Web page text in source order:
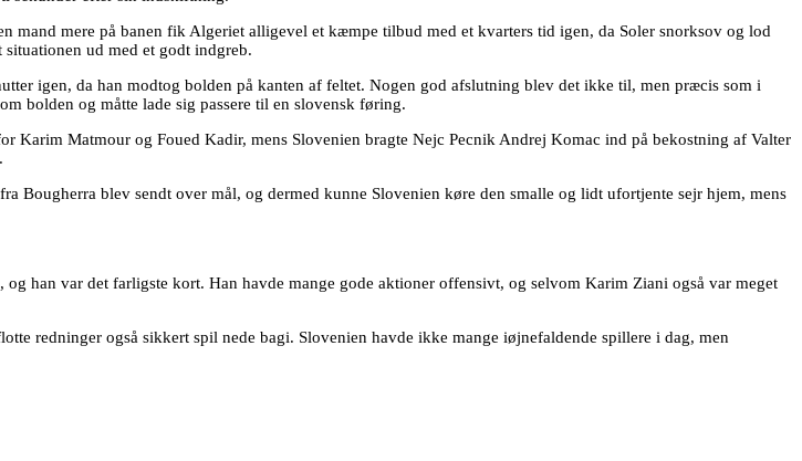
mand mere på banen fik Algeriet alligevel et kæmpe tilbud med et kvarters tid igen, da Soler snorksov og lod
ud med et godt indgreb.
igen, da han modtog bolden på kanten af feltet. Nogen god afslutning blev det ikke til, men præcis som i
bolden og måtte lade sig passere til en slovensk føring.
Matmour og Foued Kadir, mens Slovenien bragte Nejc Pecnik Andrej Komac ind på bekostning af Valter
Bougherra blev sendt over mål, og dermed kunne Slovenien køre den smalle og lidt ufortjente sejr hjem, mens
han var det farligste kort. Han havde mange gode aktioner offensivt, og selvom Karim Ziani også var meget
redninger også sikkert spil nede bagi. Slovenien havde ikke mange iøjnefaldende spillere i dag, men